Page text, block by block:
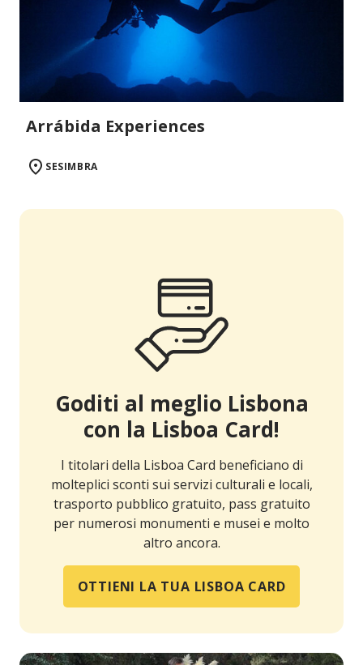
Arrábida Experiences
SESIMBRA
Goditi al meglio Lisbona
con la Lisboa Card!
I titolari della Lisboa Card beneficiano di
molteplici sconti sui servizi culturali e locali,
trasporto pubblico gratuito, pass gratuito
per numerosi monumenti e musei e molto
altro ancora.
OTTIENI LA TUA LISBOA CARD